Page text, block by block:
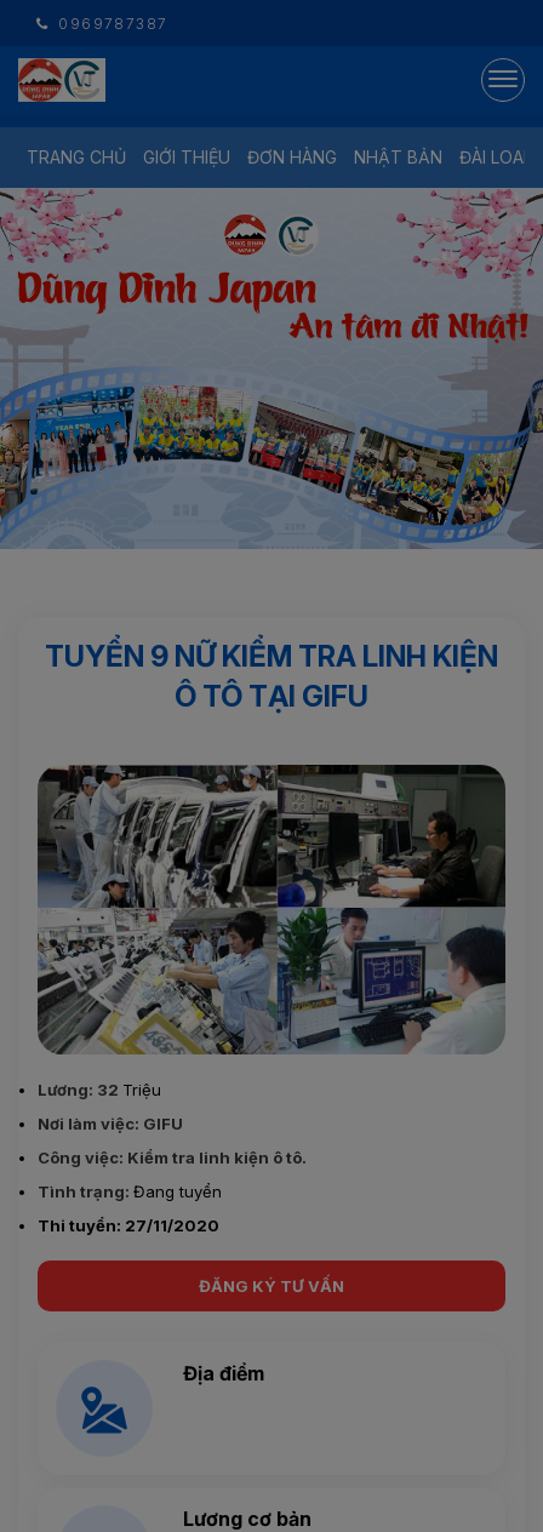
0969787387
TRANG CHỦ GIỚI THIỆU ĐƠN HÀNG NHẬT BẢN ĐÀI LOAN
TUYỂN 9 NỮ KIỂM TRA LINH KIỆN
Ô TÔ TẠI GIFU
Lương: 32 Triệu
Nơi làm việc: GIFU
Công việc: Kiểm tra linh kiện ô tô.
Tình trạng: Đang tuyển
Thi tuyển: 27/11/2020
ĐĂNG KÝ TƯ VẤN
Địa điểm
Lương cơ bản